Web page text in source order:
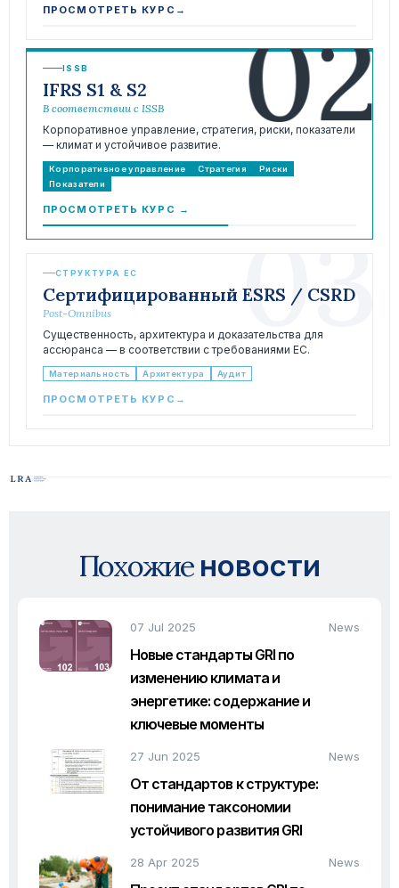
ПРОСМОТРЕТЬ КУРС → 02
ISSB
IFRS S1 & S2
В соответствии с ISSB
Корпоративное управление, стратегия, риски, показатели
— климат и устойчивое развитие.
Корпоративное управление Стратегия
Риски
Показатели
ПРОСМОТРЕТЬ КУРС → 03
СТРУКТУРА ЕС
Сертифицированный ESRS / CSRD
Post-Omnibus
Существенность, архитектура и доказательства для
ассюранса — в соответствии с требованиями ЕС.
Материальность Архитектура Аудит
ПРОСМОТРЕТЬ КУРС →
Похожие новости
07 Jul 2025 News
Новые стандарты GRI по
изменению климата и
энергетике: содержание и
ключевые моменты
27 Jun 2025 News
От стандартов к структуре:
понимание таксономии
устойчивого развития GRI
28 Apr 2025 News